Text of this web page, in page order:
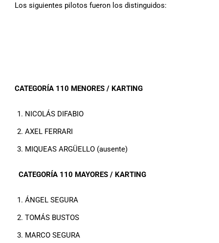
Los siguientes pilotos fueron los distinguidos:
CATEGORÍA 110 MENORES / KARTING
NICOLÁS DIFABIO
AXEL FERRARI
MIQUEAS ARGÜELLO (ausente)
CATEGORÍA 110 MAYORES / KARTING
ÁNGEL SEGURA
TOMÁS BUSTOS
MARCO SEGURA